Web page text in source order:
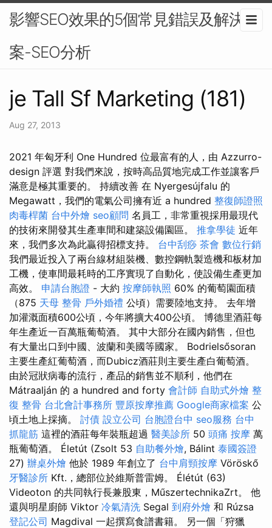
影響SEO效果的5個常見錯誤及解決方
案-SEO分析
je Tall Sf Marketing (181)
Aug 27, 2013
2021 年匈牙利 One Hundred 位最富有的人，由 Azzurro-
design 評選 對我們來說，按時高品質地完成工作並讓客戶
滿意是極其重要的。 持續改善 在 Nyergesújfalu 的
Megawatt，我們的電氣公司擁有近 a hundred 整復師證照
肉毒桿菌 台中外燴 seo顧問 名員工，非常重視採用最現代
的技術來開發其生產車間和建築設備園區。 推拿學徒 近年
來，我們多次為此贏得招標支持。 台中刮痧 茶會 數位行銷
我們最近投入了兩台線材組裝機、數控鋼軌製造機和板材加
工機，使車間最耗時的工序實現了自動化，使設備生產更加
高效。 申請台胞證 - 大約 按摩師執照 60% 的葡萄園面積
（875 天母 整骨 戶外婚禮 公頃）需要陸地支持。 去年增
加灌溉面積600公頃，今年將擴大400公頃。 博德里酒莊每
年生產近一百萬瓶葡萄酒。 其中大部分在國內銷售，但也
有大量出口到中國、波蘭和美國等國家。 Bodrielsősoran
主要生產紅葡萄酒，而Dubicz酒莊則主要生產白葡萄酒。
由於冠狀病毒的流行，產品的銷售並不順利，他們在
Mátraalján 的 a hundred and forty 會計師 自助式外燴 整
復 整骨 台北會計事務所 豐原按摩推薦 Google商家檔案 公
頃土地上採摘。 討債 設立公司 台胞證台中 seo服務 台中
抓龍筋 這裡的酒莊每年裝瓶超過 醫美診所 50 頭痛 按摩 萬
瓶葡萄酒。 Életút (Zsolt 53 自助餐外燴, Bálint 泰國簽證
27) 辦桌外燴 他於 1989 年創立了 台中肩頸按摩 Vöröskő
牙醫診所 Kft.，總部位於維斯普雷姆。 Élétút (63)
Videoton 的共同執行長兼股東，MűszertechnikaZrt。 他
還與明星廚師 Viktor 冷氣清洗 Segal 到府外燴 和 Rúzsa
登記公司 Magdival 一起撰寫食譜書籍。 另一個「狩獵